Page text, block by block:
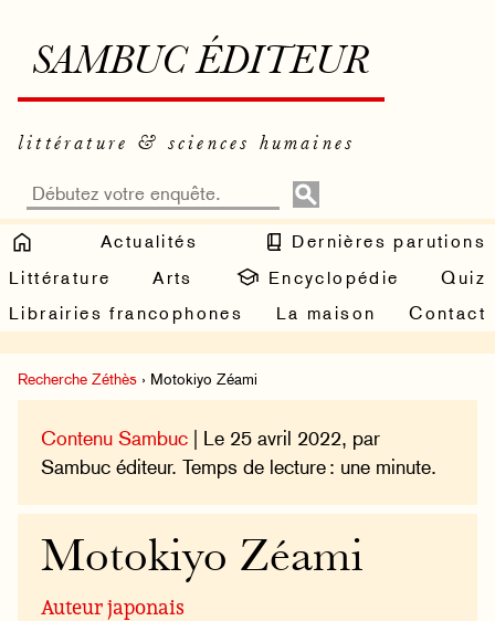
SAMBUC ÉDITEUR
littérature & sciences humaines
Actualités
Dernières parutions
Littérature
Arts Encyclopédie
Quiz
Librairies francophones
La maison Contact
Recherche Zéthès › Motokiyo Zéami
Contenu Sambuc | Le 25 avril 2022, par
Sambuc éditeur. Temps de lecture : une minute.
Motokiyo Zéami
Auteur japonais